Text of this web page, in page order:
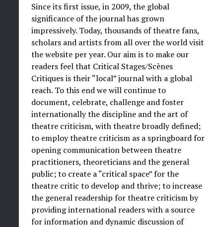
Since its first issue, in 2009, the global
significance of the journal has grown
impressively. Today, thousands of theatre fans,
scholars and artists from all over the world visit
the website per year. Our aim is to make our
readers feel that Critical Stages/Scènes
Critiques is their “local” journal with a global
reach. To this end we will continue to
document, celebrate, challenge and foster
internationally the discipline and the art of
theatre criticism, with theatre broadly defined;
to employ theatre criticism as a springboard for
opening communication between theatre
practitioners, theoreticians and the general
public; to create a “critical space” for the
theatre critic to develop and thrive; to increase
the general readership for theatre criticism by
providing international readers with a source
for information and dynamic discussion of